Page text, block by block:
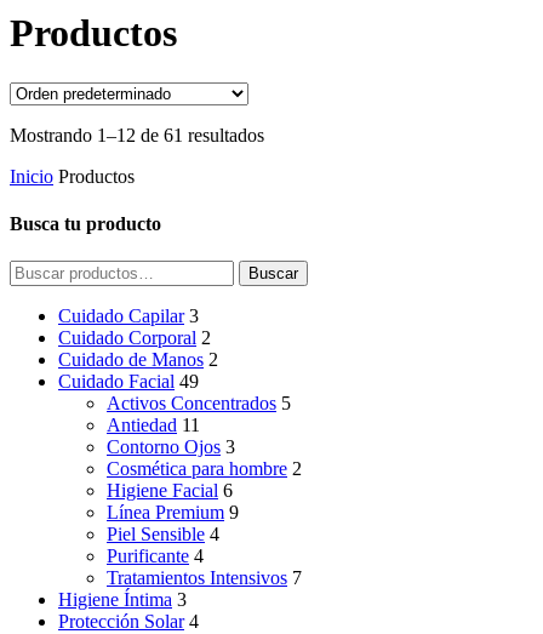
Productos
Mostrando 1–12 de 61 resultados
Inicio Productos
Busca tu producto
Buscar
por:
Buscar
Cuidado Capilar 3
Cuidado Corporal 2
Cuidado de Manos 2
Cuidado Facial 49
Activos Concentrados 5
Antiedad 11
Contorno Ojos 3
Cosmética para hombre 2
Higiene Facial 6
Línea Premium 9
Piel Sensible 4
Purificante 4
Tratamientos Intensivos 7
Higiene Íntima 3
Protección Solar 4